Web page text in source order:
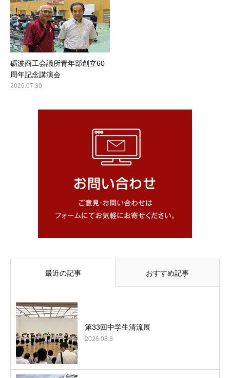
砺波商工会議所青年部創立60
周年記念講演会
2026.07.30
最近の記事 おすすめ記事
第33回中学生清流展
2026.08.8